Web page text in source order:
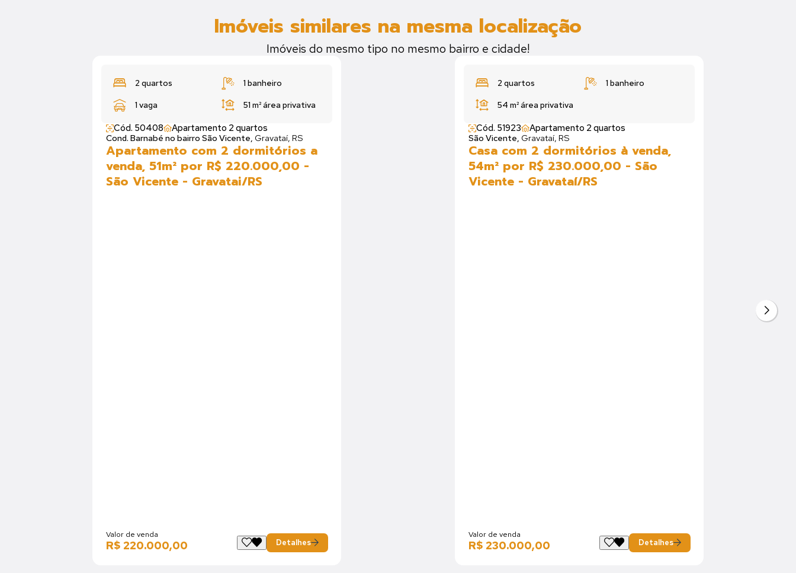
Imóveis similares na mesma localização
Imóveis do mesmo tipo no mesmo bairro e cidade!
2 quartos 1 banheiro
1 vaga 51 m²área privativa
Cód. 50408 Apartamento 2 quartos
Cond. Barnabé no bairro São Vicente, Gravataí, RS
Apartamento com 2 dormitórios a
venda, 51m² por R$ 220.000,00 -
São Vicente - Gravatai/RS
Valor de venda
R$ 220.000,00 Detalhes
2 quartos 1 banheiro
54 m²área privativa
Cód. 51923 Apartamento 2 quartos
São Vicente, Gravataí, RS
Casa com 2 dormitórios à venda,
54m² por R$ 230.000,00 - São
Vicente - Gravataí/RS
Valor de venda
R$ 230.000,00 Detalhes